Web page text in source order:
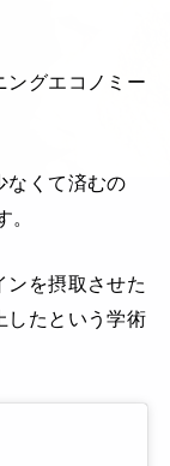
ングエコノミー
なくて済むの
ンを摂取させた
したという学術